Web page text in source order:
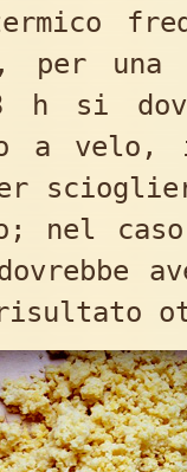
per
h si
a velo,
nel